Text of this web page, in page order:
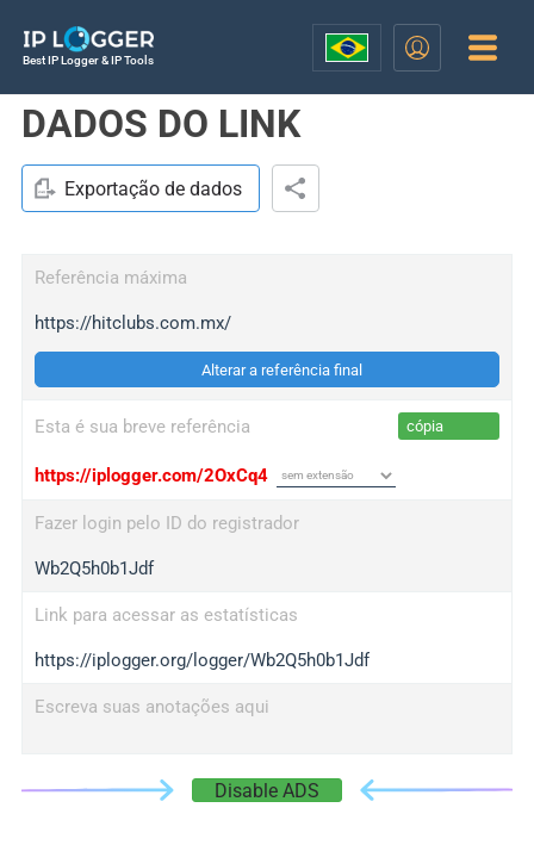
Best IP Logger & IP Tools
DADOS DO LINK
Exportação de dados
Referência máxima
https://hitclubs.com.mx/
Alterar a referência final
Esta é sua breve referência cópia
https://iplogger.com/2OxCq4
Fazer login pelo ID do registrador
Wb2Q5h0b1Jdf
Link para acessar as estatísticas
https://iplogger.org/logger/Wb2Q5h0b1Jdf
Escreva suas anotações aqui
Disable ADS